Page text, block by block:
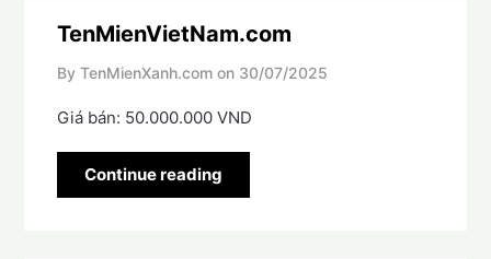
TenMienVietNam.com
By TenMienXanh.com on 30/07/2025
Giá bán: 50.000.000 VND
Continue reading